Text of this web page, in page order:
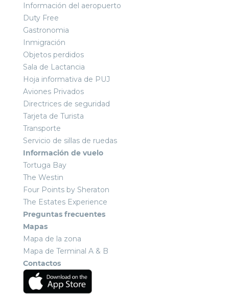
Información del aeropuerto
Duty Free
Gastronomia
Inmigración
Objetos perdidos
Sala de Lactancia
Hoja informativa de PUJ
Aviones Privados
Directrices de seguridad
Tarjeta de Turista
Transporte
Servicio de sillas de ruedas
Información de vuelo
Tortuga Bay
The Westin
Four Points by Sheraton
The Estates Experience
Preguntas frecuentes
Mapas
Mapa de la zona
Mapa de Terminal A & B
Contactos